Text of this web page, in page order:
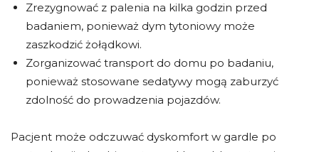
Zrezygnować z palenia na kilka godzin przed
badaniem, ponieważ dym tytoniowy może
zaszkodzić żołądkowi.
Zorganizować transport do domu po badaniu,
ponieważ stosowane sedatywy mogą zaburzyć
zdolność do prowadzenia pojazdów.
Pacjent może odczuwać dyskomfort w gardle po